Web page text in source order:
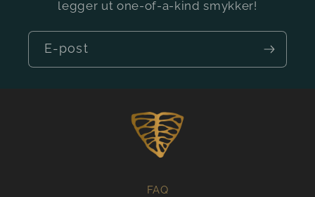
legger ut one-of-a-kind smykker!
E-post
FAQ